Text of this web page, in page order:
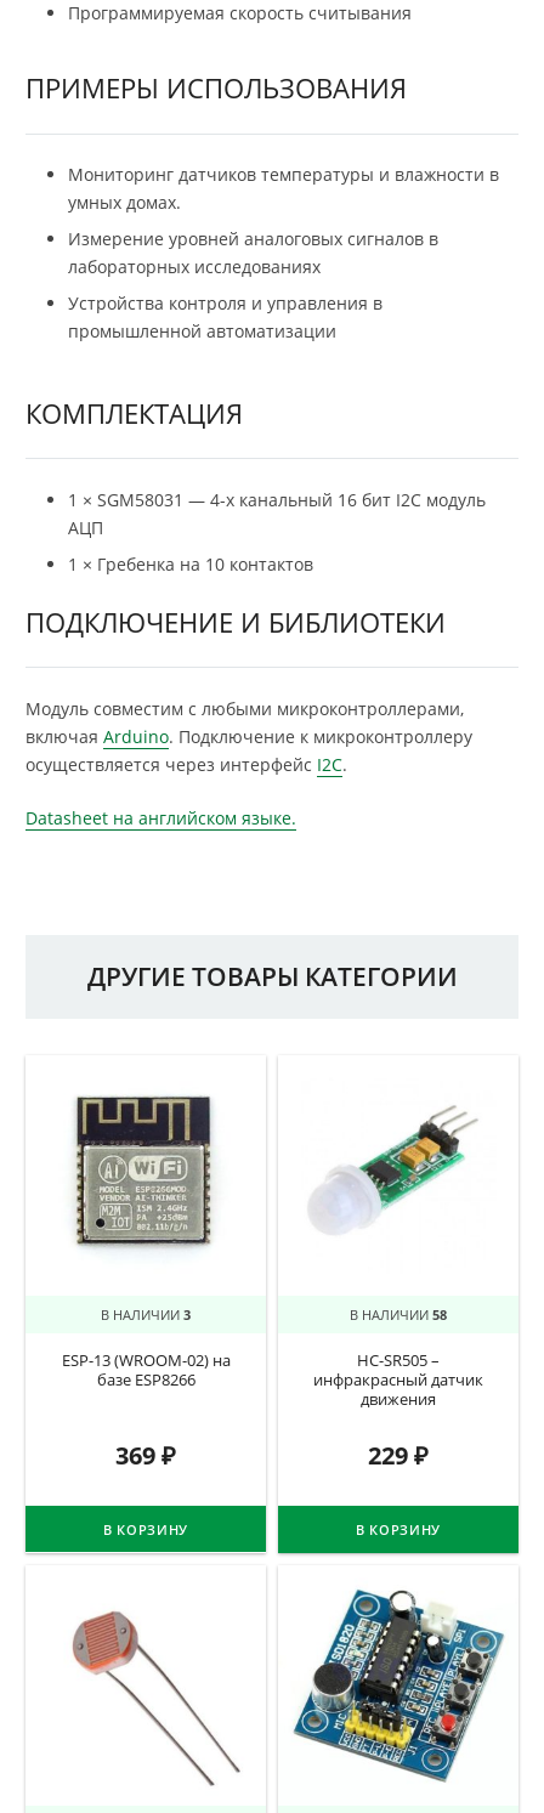
Программируемая скорость считывания
ПРИМЕРЫ ИСПОЛЬЗОВАНИЯ
Мониторинг датчиков температуры и влажности в
умных домах.
Измерение уровней аналоговых сигналов в
лабораторных исследованиях
Устройства контроля и управления в
промышленной автоматизации
КОМПЛЕКТАЦИЯ
1 × SGM58031 — 4-х канальный 16 бит I2C модуль
АЦП
1 × Гребенка на 10 контактов
ПОДКЛЮЧЕНИЕ И БИБЛИОТЕКИ
Модуль совместим с любыми микроконтроллерами,
включая Arduino. Подключение к микроконтроллеру
осуществляется через интерфейс I2C.
Datasheet на английском языке.
ДРУГИЕ ТОВАРЫ КАТЕГОРИИ
В НАЛИЧИИ 3
ESP-13 (WROOM-02) на
базе ESP8266
369₽
В КОРЗИНУ
В НАЛИЧИИ 58
HC-SR505 –
инфракрасный датчик
движения
229₽
В КОРЗИНУ